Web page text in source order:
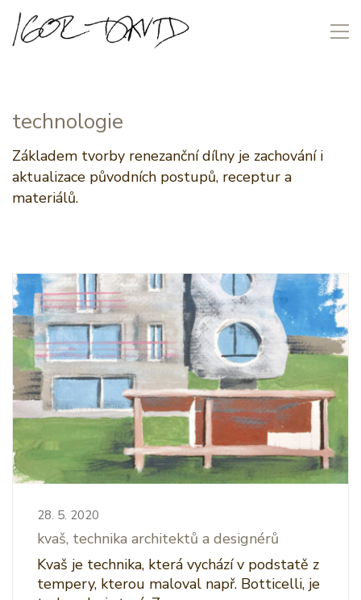
technologie
Základem tvorby renezanční dílny je zachování i
aktualizace původních postupů, receptur a
materiálů.
28. 5. 2020
kvaš, technika architektů a designérů
Kvaš je technika, která vychází v podstatě z
tempery, kterou maloval např. Botticelli, je